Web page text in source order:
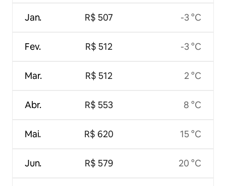
Jan.
Fev.
Mar.
Abr.
Mai.
Jun.
R$ 507
R$ 512
R$ 512
R$ 553
R$ 620
R$ 579
-3 °C
-3 °C
2 °C
8 °C
15 °C
20 °C